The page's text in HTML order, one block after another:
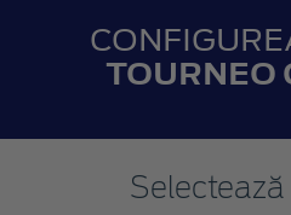
TOURNEO